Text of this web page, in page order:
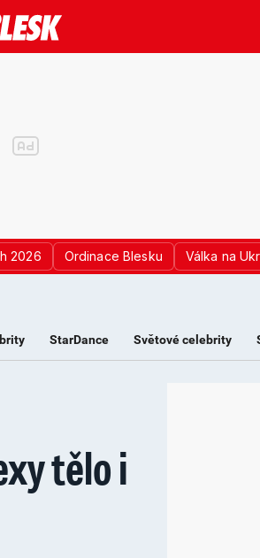
2026 Ordinace Blesku Válka na
StarDance Světové celebrity
tělo i